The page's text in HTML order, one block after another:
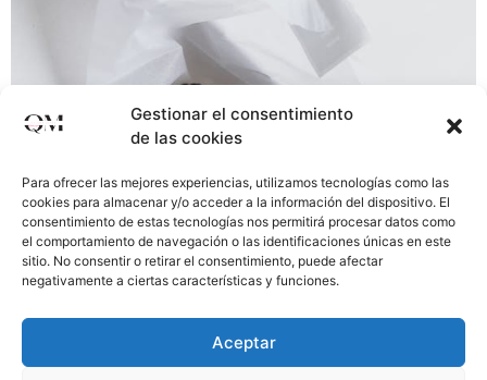
Gestionar el consentimiento
de las cookies
Para ofrecer las mejores experiencias, utilizamos tecnologías como las
cookies para almacenar y/o acceder a la información del dispositivo. El
consentimiento de estas tecnologías nos permitirá procesar datos como
el comportamiento de navegación o las identificaciones únicas en este
sitio. No consentir o retirar el consentimiento, puede afectar
negativamente a ciertas características y funciones.
Aceptar
El diseño de una tienda online influye significativamente
en la experiencia del usuario y, como consecuencia, en
la toma de decisiones de compra. Aquí te dejo algunos
consejos para un diseño efectivo que motive a los